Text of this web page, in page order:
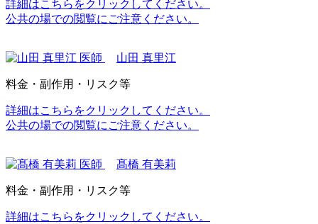
詳細はこちらをクリックしてください。
公共の場での閲覧にご注意ください。
山田 真里江
料金・副作用・リスク等
詳細はこちらをクリックしてください。
公共の場での閲覧にご注意ください。
髙橋 有美莉
料金・副作用・リスク等
詳細はこちらをクリックしてください。